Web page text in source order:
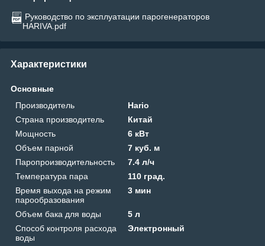
Руководство по эксплуатации парогенераторов
HARIVA.pdf
Характеристики
Основные
Производитель
Hario
Страна производитель
Китай
Мощность
6 кВт
Объем парной
7 куб. м
Паропроизводительность
7.4 л/ч
Температура пара
110 град.
Время выхода на режим
парообразования
3 мин
Объем бака для воды
5 л
Способ контроля расхода
воды
Электронный